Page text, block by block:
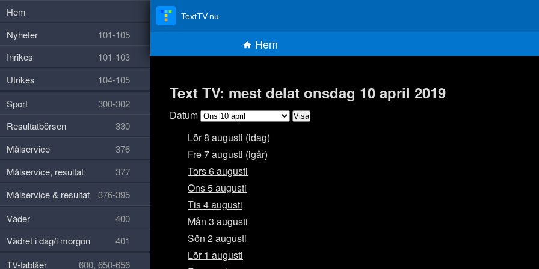
Text TV: mest delat onsdag 10 april 2019
Datum
Lör 8 augusti (idag)
Fre 7 augusti (igår)
Tors 6 augusti
Ons 5 augusti
Tis 4 augusti
Mån 3 augusti
Sön 2 augusti
Lör 1 augusti
TextTV.nu
Hem
Hem
Nyheter
101-105
Inrikes
101-103
Utrikes
104-105
Sport
300-302
Resultatbörsen
330
Målservice
376
Målservice, resultat
377
Målservice & resultat
376-395
Väder
400
Vädret i dag/i morgon
401
TV-tablåer
600, 650-656